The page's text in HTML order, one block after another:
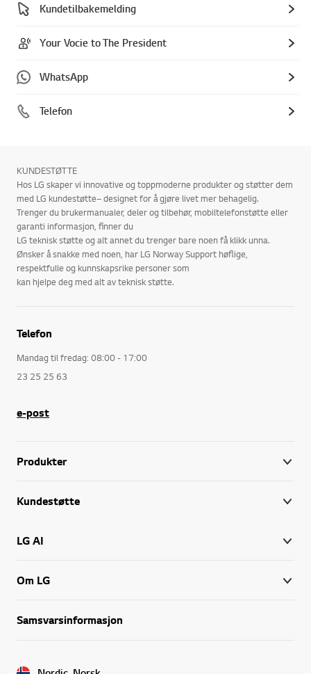
Kundetilbakemelding
Your Vocie to The President
WhatsApp
Telefon
KUNDESTØTTE
Hos LG skaper vi innovative og toppmoderne produkter og støtter dem
med LG kundestøtte– designet for å gjøre livet mer behagelig.
Trenger du brukermanualer, deler og tilbehør, mobiltelefonstøtte eller
garanti informasjon, finner du
LG teknisk støtte og alt annet du trenger bare noen få klikk unna.
Ønsker å snakke med noen, har LG Norway Support høflige,
respektfulle og kunnskapsrike personer som
kan hjelpe deg med alt av teknisk støtte.
Telefon
Mandag til fredag: 08:00 - 17:00
23 25 25 63
e-post
Produkter
Kundestøtte
LG AI
Om LG
Samsvarsinformasjon